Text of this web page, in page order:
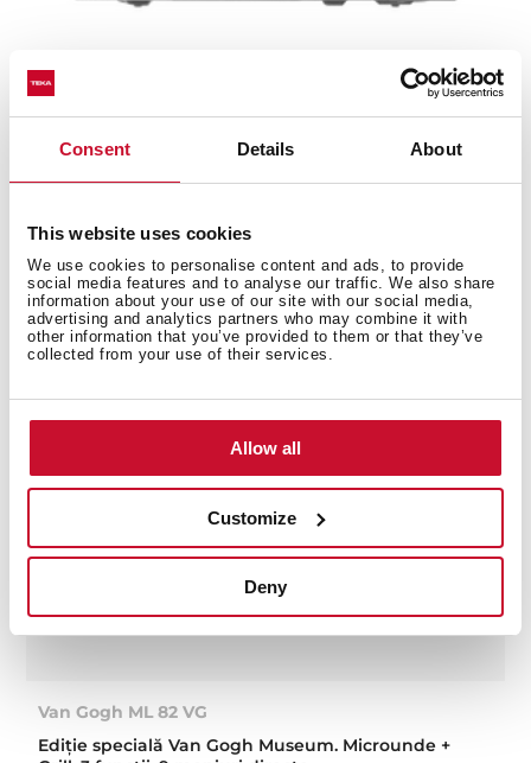
Consent Details About
This website uses cookies
We use cookies to personalise content and ads, to provide
social media features and to analyse our traffic. We also share
information about your use of our site with our social media,
advertising and analytics partners who may combine it with
other information that you’ve provided to them or that they’ve
collected from your use of their services.
Allow all
Customize
Deny
capacitate 20l, inox
Van Gogh ML 82 VG
Ediție specială Van Gogh Museum. Microunde +